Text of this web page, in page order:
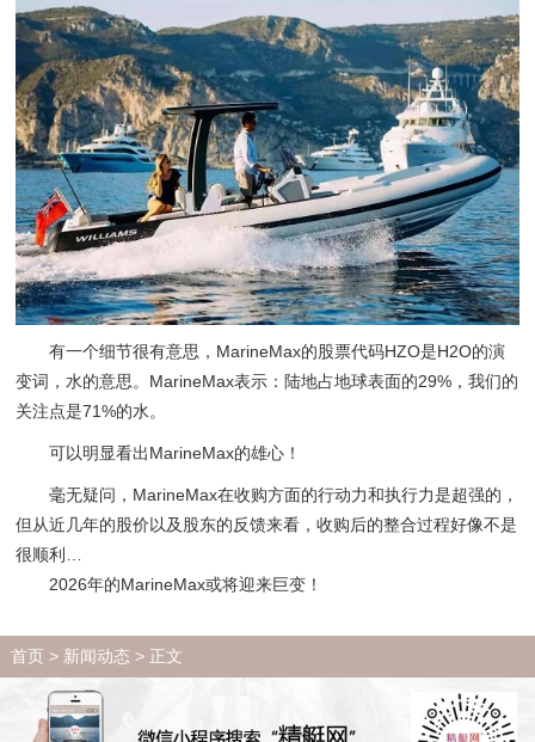
有一个细节很有意思，MarineMax的股票代码HZO是H2O的演
变词，水的意思。MarineMax表示：陆地占地球表面的29%，我们的
关注点是71%的水。
可以明显看出MarineMax的雄心！
毫无疑问，MarineMax在收购方面的行动力和执行力是超强的，
但从近几年的股价以及股东的反馈来看，收购后的整合过程好像不是
很顺利…
2026年的MarineMax或将迎来巨变！
首页> 新闻动态 > 正文